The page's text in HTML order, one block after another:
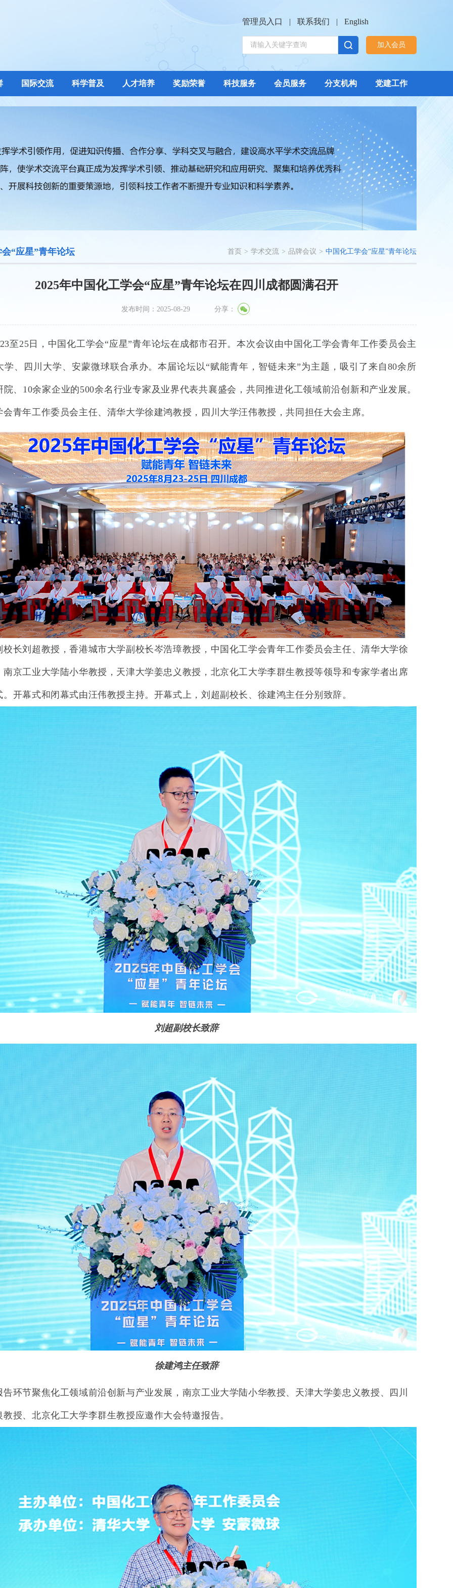
管理员入口 | 联系我们 | English
加入会员
国际交流 科学普及 人才培养 奖励荣誉 科技服务 会员服务 分支机构 党建工作
“应星”青年论坛 首页 > 学术交流 > 品牌会议 > 中国化工学会“应星”青年论坛
2025年中国化工学会“应星”青年论坛在四川成都圆满召开
发布时间：2025-08-29 分享：
23至25 日，中国化工学会“应星”青年论坛在成都市召开。本次会议由中国化工学会青年工作委员会主
学、四川大学、安蒙微球联合承办。本届论坛以“赋能青年，智链未来”为主题，吸引了来自 80余所
、 10余家企业的500余名行业专家及业界代表共襄盛会，共同推进化工领域前沿创新和产业发展。
会青年工作委员会主任、清华大学徐建鸿教授，四川大学汪伟教授，共同担任大会主席。
校长刘超教授，香港城市大学副校长岑浩璋教授，中国化工学会青年工作委员会主任、清华大学徐
南京工业大学陆小华教授，天津大学姜忠义教授，北京化工大学李群生教授等领导和专家学者出席
。开幕式和闭幕式由汪伟教授主持。开幕式上，刘超副校长、徐建鸿主任分别致辞。
刘超副校长致辞
徐建鸿主任致辞
告环节聚焦化工领域前沿创新与产业发展，南京工业大学陆小华教授、天津大学姜忠义教授、四川
教授、北京化工大学李群生教授应邀作大会特邀报告。